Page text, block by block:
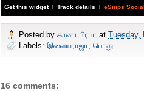
Get this widget Track details eSnips
Posted by கானா பிரபா at Tuesday,
Labels: இளையராஜா பொது
16 comments: